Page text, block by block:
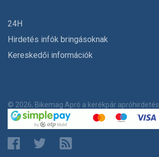
24H
Hirdetés infók bringásoknak
Kereskedői információk
© 2026, Bikemag Apró a kerékpár apróhirdetés